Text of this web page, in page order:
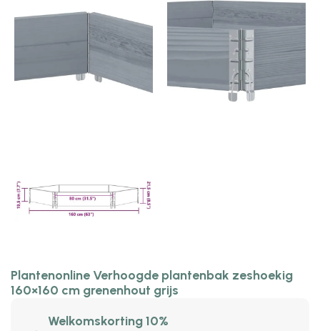
Plantenonline Verhoogde plantenbak zeshoekig
160×160 cm grenenhout grijs
Welkomskorting 10%